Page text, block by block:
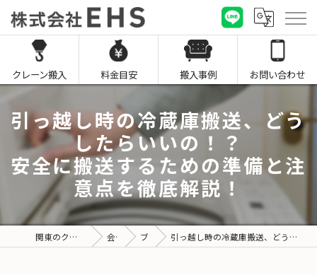
クレーン搬入 料金目安 搬入事例 お問い合わせ
引っ越し時の冷蔵庫搬送、どう
したらいいの！？
安全に搬送するための準備と注
意点を徹底解説！
関東のクレーン搬入なら株式会社EHS 会社概要 ブログ 引っ越し時の冷蔵庫搬送、どうしたらいいの！？安全に搬送するための準備と注意点を徹底解説！